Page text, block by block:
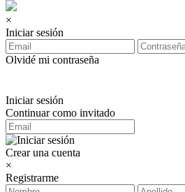
×
Iniciar sesión
Olvidé mi contraseña
Iniciar sesión
Continuar como invitado
Crear una cuenta
×
Registrarme